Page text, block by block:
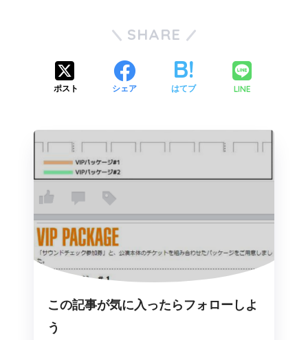
SHARE
ポスト シェア はてブ LINE
この記事が気に入ったらフォローしよ
う